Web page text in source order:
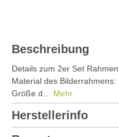
Beschreibung
Details zum 2er Set
Material des
Größe d… Mehr
Herstellerinfo